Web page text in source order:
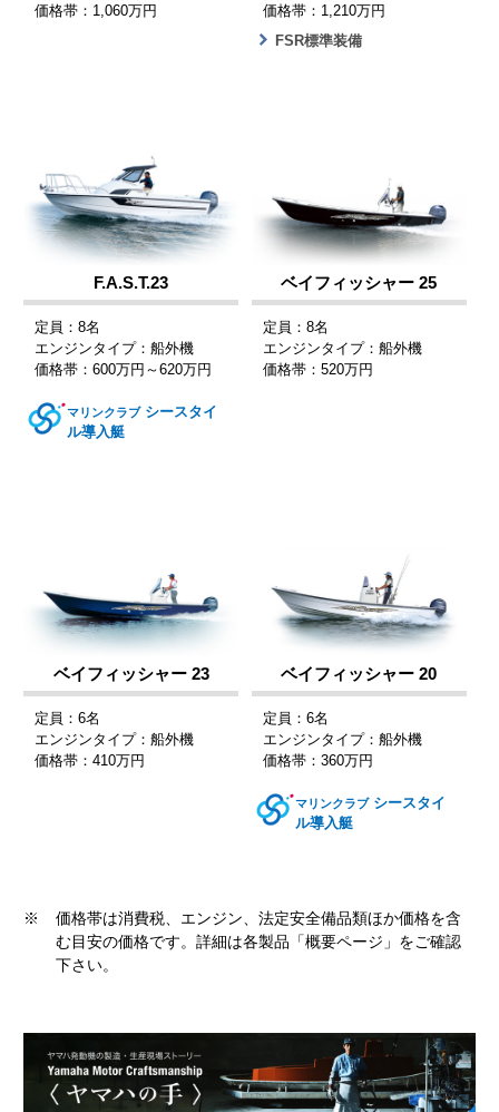
価格帯：1,060万円
価格帯：1,210万円
FSR標準装備
F.A.S.T.23
定員：8名
エンジンタイプ：船外機
価格帯：600万円～620万円
マリンクラブ シースタイ
ル導入艇
ベイフィッシャー 25
定員：8名
エンジンタイプ：船外機
価格帯：520万円
ベイフィッシャー 23
定員：6名
エンジンタイプ：船外機
価格帯：410万円
ベイフィッシャー 20
定員：6名
エンジンタイプ：船外機
価格帯：360万円
マリンクラブ シースタイ
ル導入艇
※
価格帯は消費税、エンジン、法定安全備品類ほか価格を含
む目安の価格です。詳細は各製品「概要ページ」をご確認
下さい。